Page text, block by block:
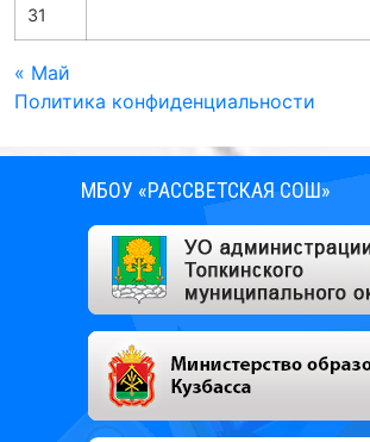
31
« Май
Политика конфиденциальности
МБОУ «РАССВЕТСКАЯ СОШ»